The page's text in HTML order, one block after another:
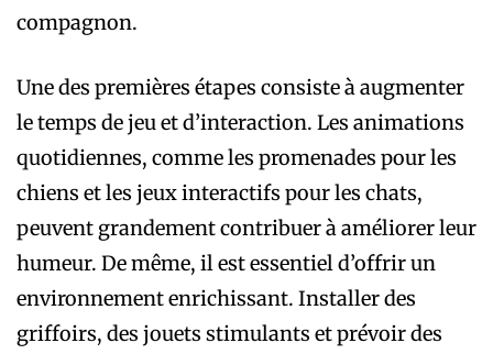
compagnon.
Une des premières étapes consiste à augmenter
le temps de jeu et d’interaction. Les animations
quotidiennes, comme les promenades pour les
chiens et les jeux interactifs pour les chats,
peuvent grandement contribuer à améliorer leur
humeur. De même, il est essentiel d’offrir un
environnement enrichissant. Installer des
griffoirs, des jouets stimulants et prévoir des